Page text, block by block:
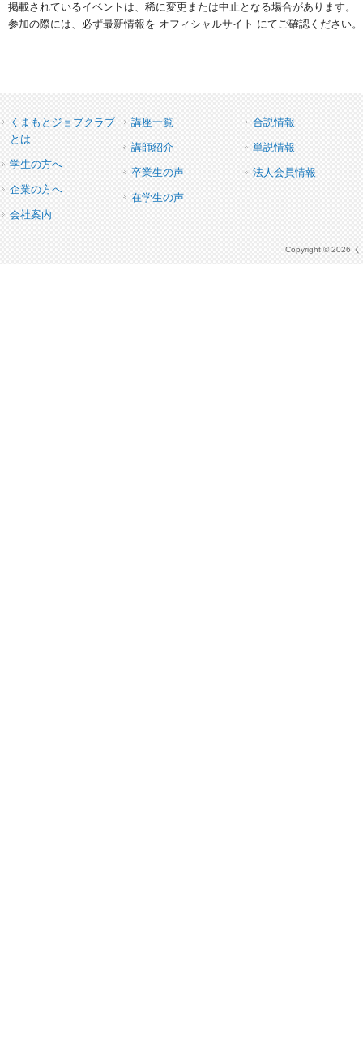
掲載されているイベントは、稀に変更または中止となる場合があります。
参加の際には、必ず最新情報を オフィシャルサイト にてご確認ください。
くまもとジョブクラブ
とは
学生の方へ
企業の方へ
会社案内
講座一覧
講師紹介
卒業生の声
在学生の声
合説情報
単説情報
法人会員情報
Copyright © 2026 く